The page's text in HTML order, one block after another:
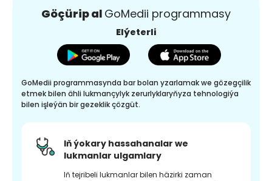
Göçürip al GoMedii programmasy
Elýeterli
GoMedii programmasynda bar bolan yzarlamak we gözegçilik
etmek bilen ähli lukmançylyk zerurlyklaryňyza tehnologiýa
bilen işleýän bir gezeklik çözgüt.
Iň ýokary hassahanalar we
lukmanlar ulgamlary
Iň tejribeli lukmanlar bilen häzirki zaman